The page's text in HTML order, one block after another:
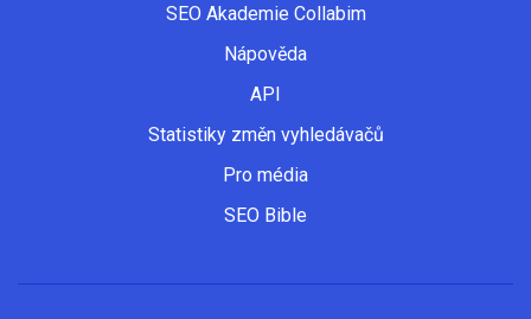
SEO Akademie Collabim
Nápověda
API
Statistiky změn vyhledávačů
Pro média
SEO Bible